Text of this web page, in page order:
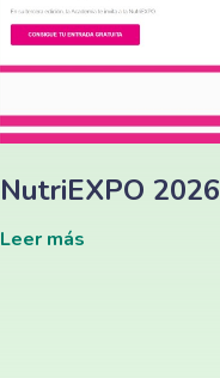
NutriEXPO 2026
Leer más